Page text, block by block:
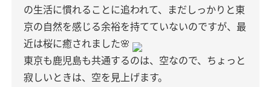
の生活に慣れることに追われて、まだしっかりと東
京の自然を感じる余裕を持てていないのですが、最
近は桜に癒されました🌸
東京も鹿児島も共通するのは、空なので、ちょっと
寂しいときは、空を見上げます。